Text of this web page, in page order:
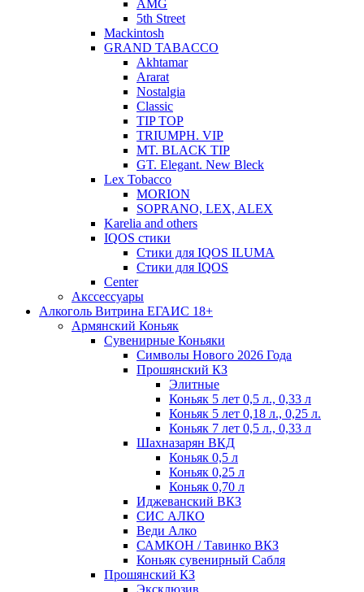
AMG
5th Street
Mackintosh
GRAND TABACCO
Akhtamar
Ararat
Nostalgia
Classic
TIP TOP
TRIUMPH. VIP
MT. BLACK TIP
GT. Elegant. New Bleck
Lex Tobacco
MORION
SOPRANO, LEX, ALEX
Karelia and others
IQOS стики
Стики для IQOS ILUMA
Стики для IQOS
Сenter
Акссессуары
Алкоголь Витрина ЕГАИС 18+
Армянский Коньяк
Сувенирные Коньяки
Символы Нового 2026 Года
Прошянский КЗ
Элитные
Коньяк 5 лет 0,5 л., 0,33 л
Коньяк 5 лет 0,18 л., 0,25 л.
Коньяк 7 лет 0,5 л., 0,33 л
Шахназарян ВКД
Коньяк 0,5 л
Коньяк 0,25 л
Коньяк 0,70 л
Иджеванский ВКЗ
СИС АЛКО
Веди Алко
САМКОН / Тавинко ВКЗ
Коньяк сувенирный Сабля
Прошянский КЗ
Эксклюзив